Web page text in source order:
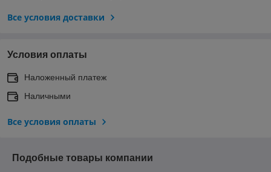
Все условия доставки
Условия оплаты
Наложенный платеж
Наличными
Все условия оплаты
Подобные товары компании